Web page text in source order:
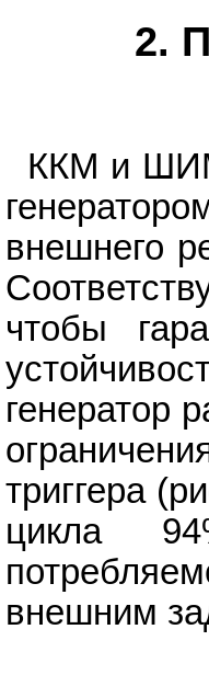
2.
ККМ и ШИМ
внешнего
чтобы
генератор
триггера
цикла
внешним